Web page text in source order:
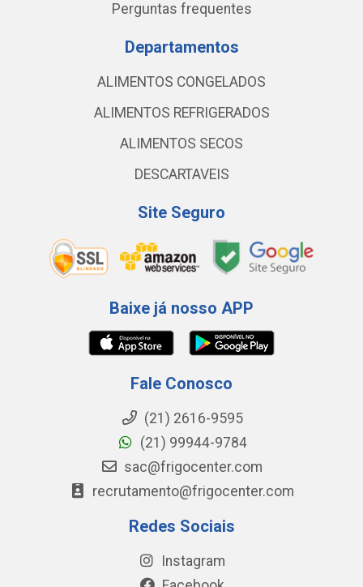
Perguntas frequentes
Departamentos
ALIMENTOS CONGELADOS
ALIMENTOS REFRIGERADOS
ALIMENTOS SECOS
DESCARTAVEIS
Site Seguro
Baixe já nosso APP
Fale Conosco
(21) 2616-9595
(21) 99944-9784
sac@frigocenter.com
recrutamento@frigocenter.com
Redes Sociais
Instagram